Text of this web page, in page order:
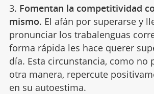
3. Fomentan la competitividad
mismo. El afán por superarse y
pronunciar los trabalenguas
forma rápida les hace querer
día. Esta circunstancia, como no
otra manera, repercute
en su autoestima.